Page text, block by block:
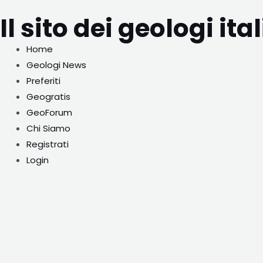
al
contenuto
Il sito dei geologi
Home
Geologi News
Preferiti
Geogratis
GeoForum
Chi Siamo
Registrati
Login
articoli